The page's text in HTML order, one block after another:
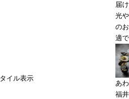
タイル表示
届
光
の
適
あ
福